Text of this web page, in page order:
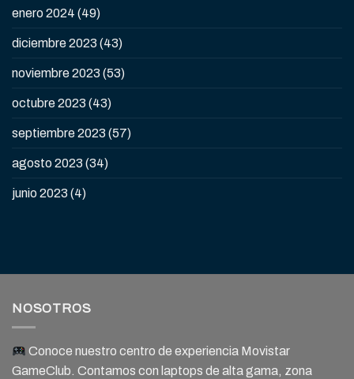
enero 2024 (49)
diciembre 2023 (43)
noviembre 2023 (53)
octubre 2023 (43)
septiembre 2023 (57)
agosto 2023 (34)
junio 2023 (4)
NOSOTROS
Conoce nuestro centro de experiencia Movistar
GameClub. Contamos con laptops de alta gama, zona